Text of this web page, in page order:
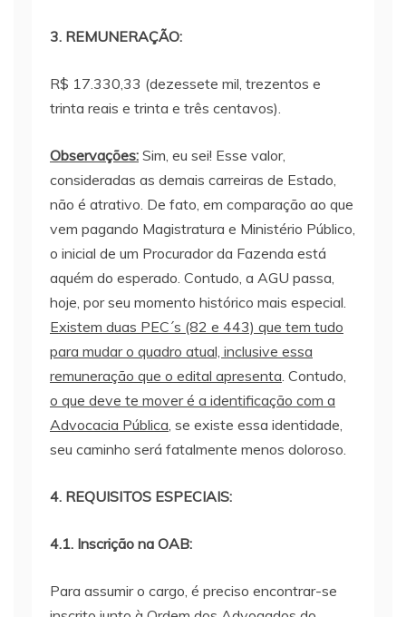
3. REMUNERAÇÃO:
R$ 17.330,33 (dezessete mil, trezentos e
trinta reais e trinta e três centavos).
Observações: Sim, eu sei! Esse valor,
consideradas as demais carreiras de Estado,
não é atrativo. De fato, em comparação ao que
vem pagando Magistratura e Ministério Público,
o inicial de um Procurador da Fazenda está
aquém do esperado. Contudo, a AGU passa,
hoje, por seu momento histórico mais especial.
Existem duas PEC´s (82 e 443) que tem tudo
para mudar o quadro atual, inclusive essa
remuneração que o edital apresenta. Contudo,
o que deve te mover é a identificação com a
Advocacia Pública, se existe essa identidade,
seu caminho será fatalmente menos doloroso.
4. REQUISITOS ESPECIAIS:
4.1. Inscrição na OAB:
Para assumir o cargo, é preciso encontrar-se